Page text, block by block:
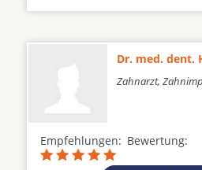
Dr. med. dent.
Zahnarzt,
Empfehlungen: Bewertung: